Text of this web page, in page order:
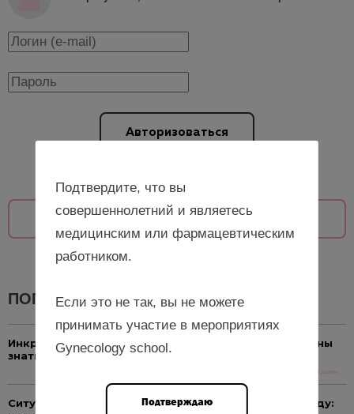
Авторизоваться
Показать ещё
ПОПУЛЯРНЫЕ НОВОСТИ
Инкретины и репродуктивное здоровье: что должны
знать гинекологи
Читать далее
Ситуация с онкозаболеваниями в России в 2025 году:
Подтвердите, что вы
совершеннолетний и являетесь
медицинским или фармацевтическим
работником.
Если это не так, вы не можете
принимать участие в мероприятиях
Gynecology school.
Подтверждаю